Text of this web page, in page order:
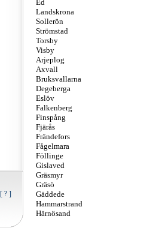
[ ? ]
Ed
Landskrona
Sollerön
Strömstad
Torsby
Visby
Arjeplog
Axvall
Bruksvallarna
Degeberga
Eslöv
Falkenberg
Finspång
Fjärås
Frändefors
Fågelmara
Föllinge
Gislaved
Gräsmyr
Gräsö
Gäddede
Hammarstrand
Härnösand